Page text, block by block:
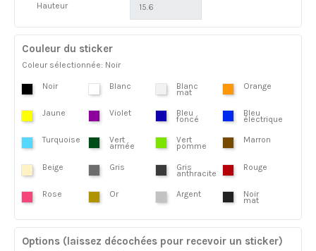
Hauteur
Couleur du sticker
Coleur sélectionnée: Noir
Noir Blanc Blanc
mat
Orange
Jaune Violet Bleu
foncé
Bleu
électrique
Turquoise Vert
armée
Vert
pomme
Marron
Beige Gris Gris
anthracite
Rouge
Rose Or Argent Noir
mat
Options (laissez décochées pour recevoir un sticker)